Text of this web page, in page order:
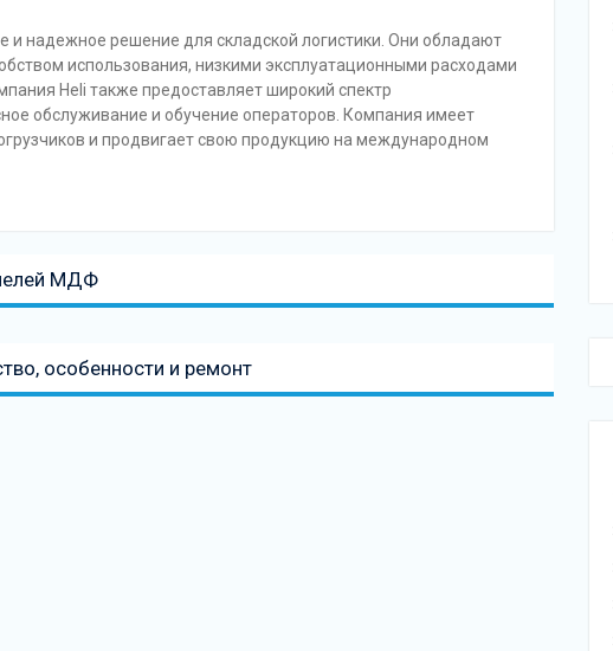
и надежное решение для складской логистики. Они обладают
использования, низкими эксплуатационными расходами
Heli также предоставляет широкий спектр
обслуживание и обучение операторов. Компания имеет
и продвигает свою продукцию на международном
МДФ
особенности и ремонт